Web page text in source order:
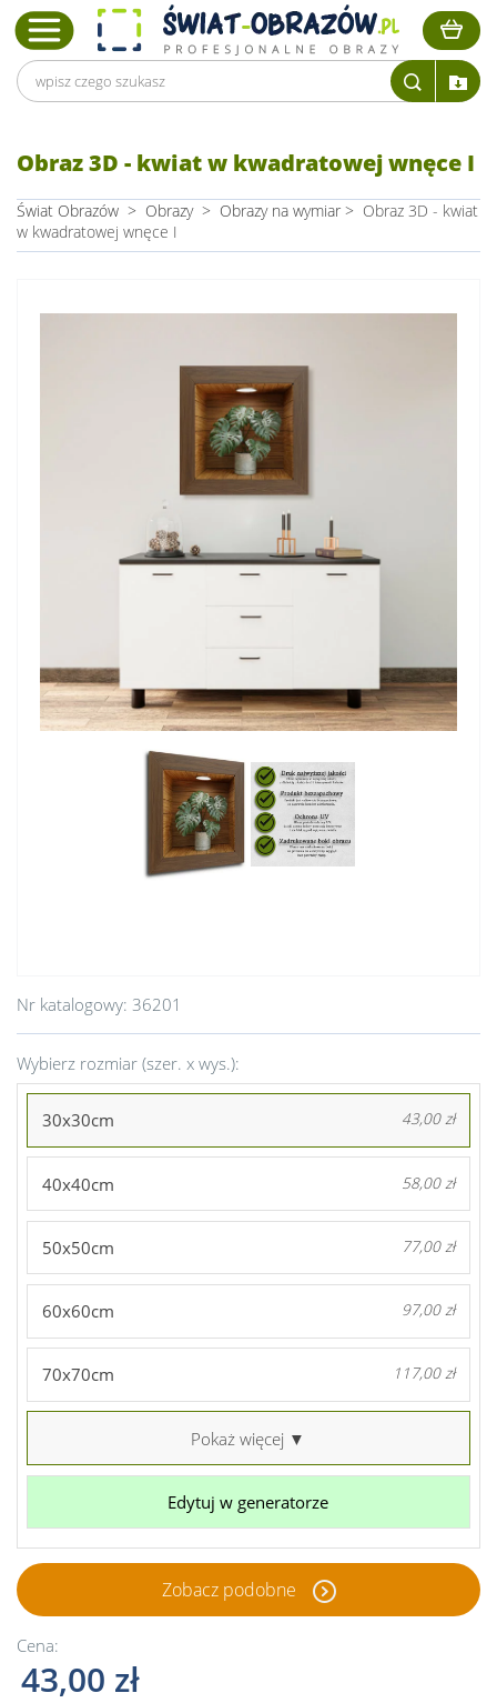
Obraz 3D - kwiat w kwadratowej wnęce I
Świat Obrazów > Obrazy > Obrazy na wymiar > Obraz 3D - kwiat
w kwadratowej wnęce I
Nr katalogowy: 36201
Wybierz rozmiar (szer. x wys.):
30x30cm 43,00 zł
40x40cm 58,00 zł
50x50cm 77,00 zł
60x60cm 97,00 zł
70x70cm 117,00 zł
Pokaż więcej ▼
Edytuj w generatorze
Zobacz podobne
Cena:
43,00 zł